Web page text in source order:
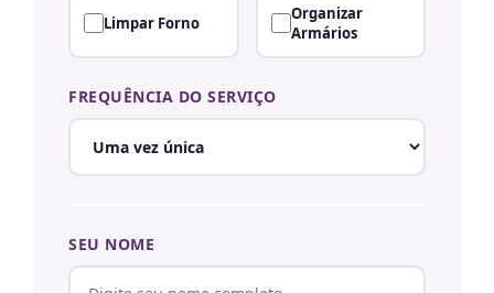
Limpar Forno
Organizar
Armários
FREQUÊNCIA DO SERVIÇO
SEU NOME